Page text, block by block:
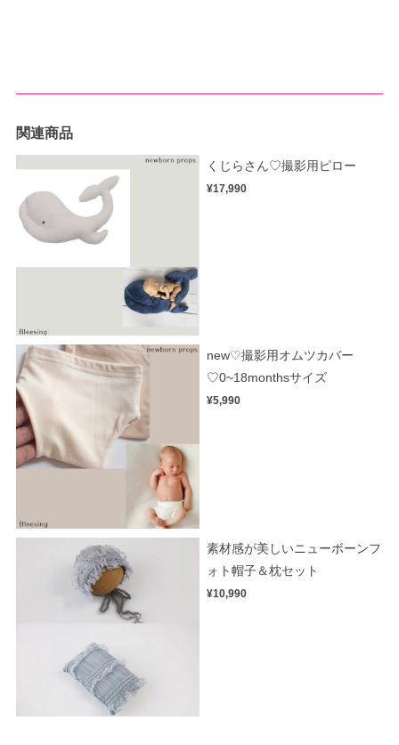
関連商品
くじらさん♡撮影用ピロー
¥17,990
new♡撮影用オムツカバー
♡0~18monthsサイズ
¥5,990
素材感が美しいニューボーンフ
ォト帽子＆枕セット
¥10,990